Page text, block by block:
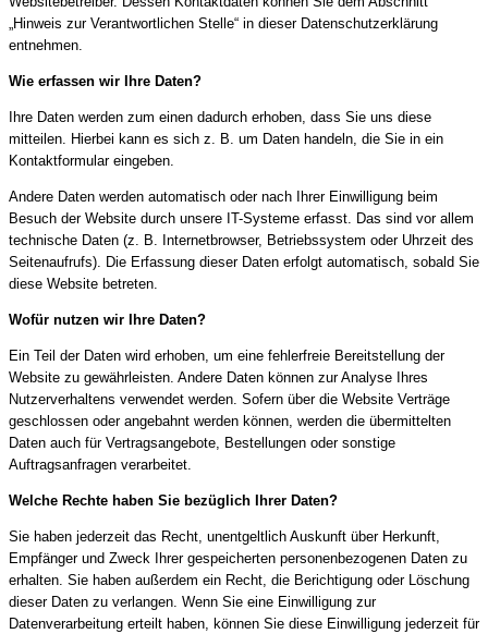
„Hinweis zur Verantwortlichen Stelle“ in dieser Datenschutzerklärung
entnehmen.
Wie erfassen wir Ihre Daten?
Ihre Daten werden zum einen dadurch erhoben, dass Sie uns diese
mitteilen. Hierbei kann es sich z. B. um Daten handeln, die Sie in ein
Kontaktformular eingeben.
Andere Daten werden automatisch oder nach Ihrer Einwilligung beim
Besuch der Website durch unsere IT-Systeme erfasst. Das sind vor allem
technische Daten (z. B. Internetbrowser, Betriebssystem oder Uhrzeit des
Seitenaufrufs). Die Erfassung dieser Daten erfolgt automatisch, sobald Sie
diese Website betreten.
Wofür nutzen wir Ihre Daten?
Ein Teil der Daten wird erhoben, um eine fehlerfreie Bereitstellung der
Website zu gewährleisten. Andere Daten können zur Analyse Ihres
Nutzerverhaltens verwendet werden. Sofern über die Website Verträge
geschlossen oder angebahnt werden können, werden die übermittelten
Daten auch für Vertragsangebote, Bestellungen oder sonstige
Auftragsanfragen verarbeitet.
Welche Rechte haben Sie bezüglich Ihrer Daten?
Sie haben jederzeit das Recht, unentgeltlich Auskunft über Herkunft,
Empfänger und Zweck Ihrer gespeicherten personenbezogenen Daten zu
erhalten. Sie haben außerdem ein Recht, die Berichtigung oder Löschung
dieser Daten zu verlangen. Wenn Sie eine Einwilligung zur
Datenverarbeitung erteilt haben, können Sie diese Einwilligung jederzeit für